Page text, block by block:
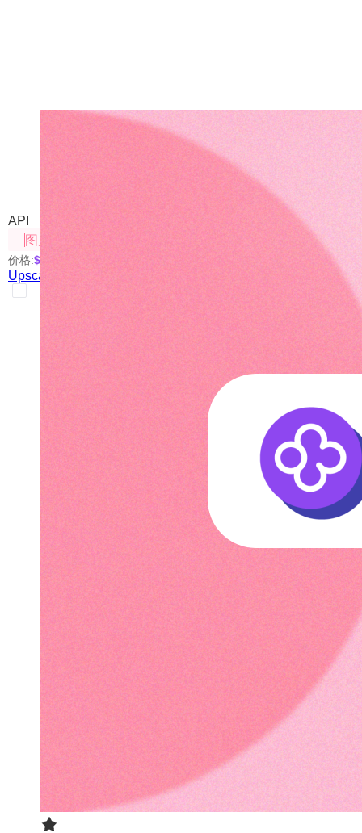
Upscale-V6（图片放大V6）
我们自己部署的开源方案
API
图片处理
价格:$0.05
Upscale-V6（图片放大V6）